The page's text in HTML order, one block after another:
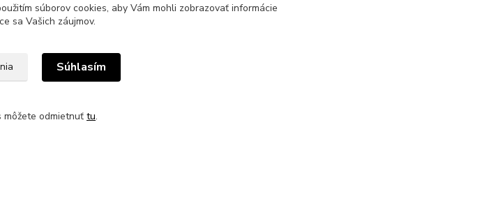
stavebninami Garaj a COOP Jednota
súborov cookies, aby Vám mohli zobrazovať informácie
sa Vašich záujmov.
Súhlasím
môžete odmietnuť tu.